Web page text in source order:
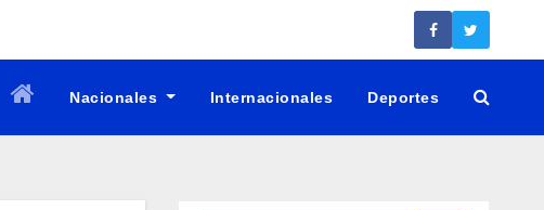
Nacionales Internacionales Deportes